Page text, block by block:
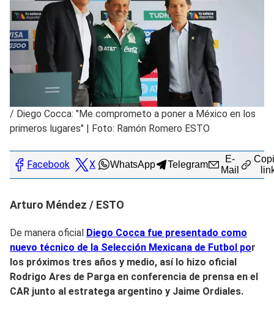
/ Diego Cocca: "Me comprometo a poner a México en los
primeros lugares" | Foto: Ramón Romero ESTO
Facebook X WhatsApp Telegram
E-
Mail
Arturo Méndez / ESTO
De manera oficial Diego Cocca fue presentado como
nuevo técnico de la Selección Mexicana de Futbol por
los próximos tres años y medio, así lo hizo oficial
Rodrigo Ares de Parga en conferencia de prensa en el
CAR junto al estratega argentino y Jaime Ordiales.